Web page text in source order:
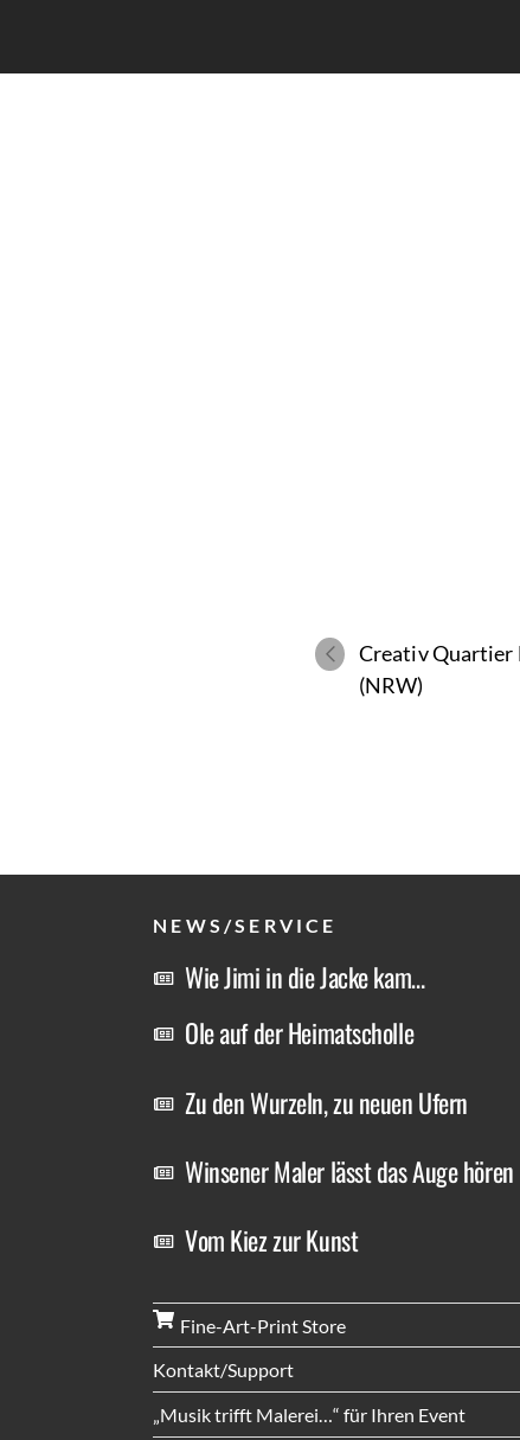
Creativ Quartier
(NRW)
NEWS/SERVICE
Wie Jimi in die Jacke kam…
Ole auf der Heimatscholle
Zu den Wurzeln, zu neuen Ufern
Winsener Maler lässt das Auge hören
Vom Kiez zur Kunst
Fine-Art-Print Store
Kontakt/Support
„Musik trifft Malerei…“ für Ihren Event